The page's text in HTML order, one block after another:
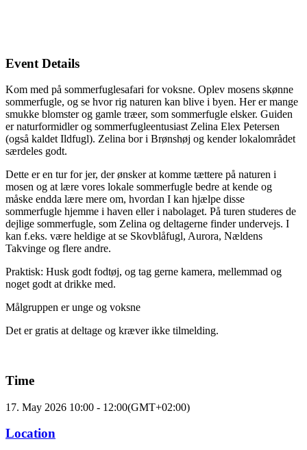
Event Details
Kom med på sommerfuglesafari for voksne. Oplev mosens skønne
sommerfugle, og se hvor rig naturen kan blive i byen. Her er mange
smukke blomster og gamle træer, som sommerfugle elsker. Guiden
er naturformidler og sommerfugleentusiast Zelina Elex Petersen
(også kaldet Ildfugl). Zelina bor i Brønshøj og kender lokalområdet
særdeles godt.
Dette er en tur for jer, der ønsker at komme tættere på naturen i
mosen og at lære vores lokale sommerfugle bedre at kende og
måske endda lære mere om, hvordan I kan hjælpe disse
sommerfugle hjemme i haven eller i nabolaget. På turen studeres de
dejlige sommerfugle, som Zelina og deltagerne finder undervejs. I
kan f.eks. være heldige at se Skovblåfugl, Aurora, Nældens
Takvinge og flere andre.
Praktisk: Husk godt fodtøj, og tag gerne kamera, mellemmad og
noget godt at drikke med.
Målgruppen er unge og voksne
Det er gratis at deltage og kræver ikke tilmelding.
Time
17. May 2026 10:00 - 12:00(GMT+02:00)
Location